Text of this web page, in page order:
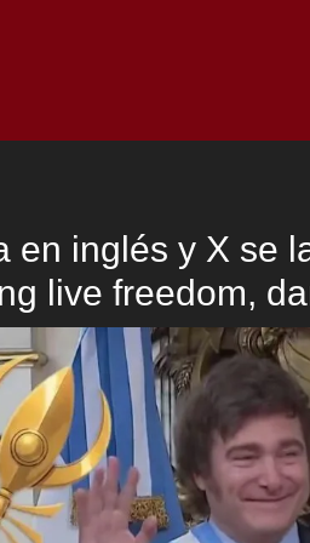
en inglés y X se
live freedom,